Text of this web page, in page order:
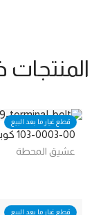
المنتجات
قطع غيار ما بعد البيع
103-0003-00 كوبلاند الطرفية مُلَوْلَب ل 4R ، 9R
عشيق المحطة
قطع غيار ما بعد البيع